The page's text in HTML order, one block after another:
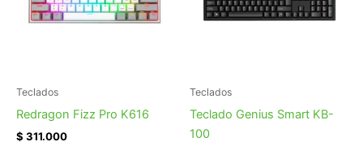
Teclados
Redragon Fizz Pro K616
$ 311.000
Teclados
Teclado Genius Smart KB-
100